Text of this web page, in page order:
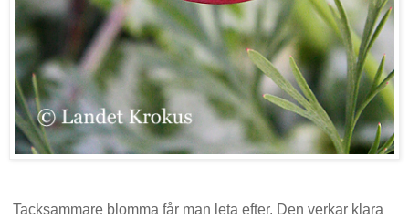
Tacksammare blomma får man leta efter. Den verkar klara